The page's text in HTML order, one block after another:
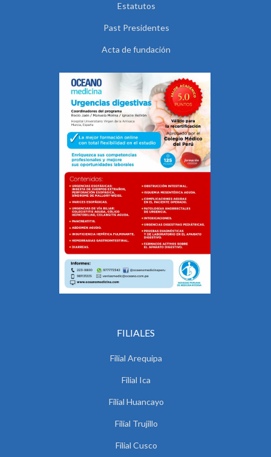
Estatutos
Past Presidentes
Acta de fundación
FILIALES
Filial Arequipa
Filial Ica
Filial Huancayo
Filial Trujillo
Filial Cusco